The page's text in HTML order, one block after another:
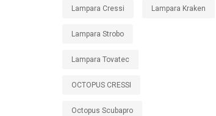
Lampara Cressi Lampara Kraken
Lampara Strobo
Lampara Tovatec
OCTOPUS CRESSI
Octopus Scubapro